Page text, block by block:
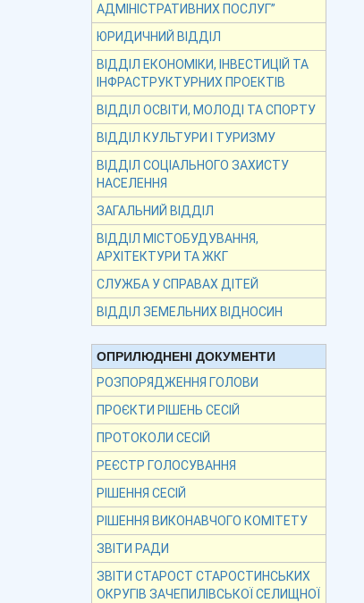
АДМІНІСТРАТИВНИХ ПОСЛУГ”
ЮРИДИЧНИЙ ВІДДІЛ
ВІДДІЛ ЕКОНОМІКИ, ІНВЕСТИЦІЙ ТА
ІНФРАСТРУКТУРНИХ ПРОЕКТІВ
ВІДДІЛ ОСВІТИ, МОЛОДІ ТА СПОРТУ
ВІДДІЛ КУЛЬТУРИ І ТУРИЗМУ
ВІДДІЛ СОЦІАЛЬНОГО ЗАХИСТУ
НАСЕЛЕННЯ
ЗАГАЛЬНИЙ ВІДДІЛ
ВІДДІЛ МІСТОБУДУВАННЯ,
АРХІТЕКТУРИ ТА ЖКГ
СЛУЖБА У СПРАВАХ ДІТЕЙ
ВІДДІЛ ЗЕМЕЛЬНИХ ВІДНОСИН
ОПРИЛЮДНЕНІ ДОКУМЕНТИ
РОЗПОРЯДЖЕННЯ ГОЛОВИ
ПРОЄКТИ РІШЕНЬ СЕСІЙ
ПРОТОКОЛИ СЕСІЙ
РЕЄСТР ГОЛОСУВАННЯ
РІШЕННЯ СЕСІЙ
РІШЕННЯ ВИКОНАВЧОГО КОМІТЕТУ
ЗВІТИ РАДИ
ЗВІТИ СТАРОСТ СТАРОСТИНСЬКИХ
ОКРУГІВ ЗАЧЕПИЛІВСЬКОЇ СЕЛИЩНОЇ